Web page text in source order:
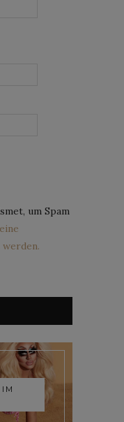
um Spam